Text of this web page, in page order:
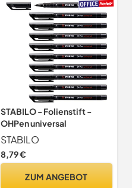
STABILO - Folienstift -
OHPen universal
STABILO
8,79 €
ZUM ANGEBOT